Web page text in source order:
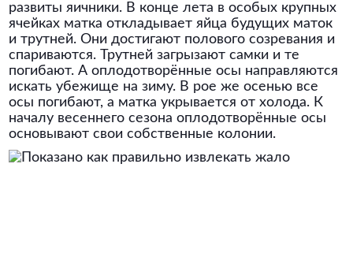
развиты яичники. В конце лета в особых крупных
ячейках матка откладывает яйца будущих маток
и трутней. Они достигают полового созревания и
спариваются. Трутней загрызают самки и те
погибают. А оплодотворённые осы направляются
искать убежище на зиму. В рое же осенью все
осы погибают, а матка укрывается от холода. К
началу весеннего сезона оплодотворённые осы
основывают свои собственные колонии.